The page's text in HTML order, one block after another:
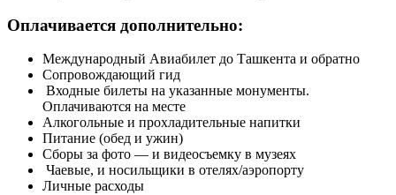
Оплачивается дополнительно:
Международный Авиабилет до Ташкента и обратно
Сопровождающий гид
Входные билеты на указанные монументы.
Оплачиваются на месте
Алкогольные и прохладительные напитки
Питание (обед и ужин)
Сборы за фото — и видеосъемку в музеях
Чаевые, и носильщики в отелях/аэропорту
Личные расходы